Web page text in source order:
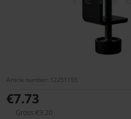
Article number: 12251155
€7.73
Gross:€9.20